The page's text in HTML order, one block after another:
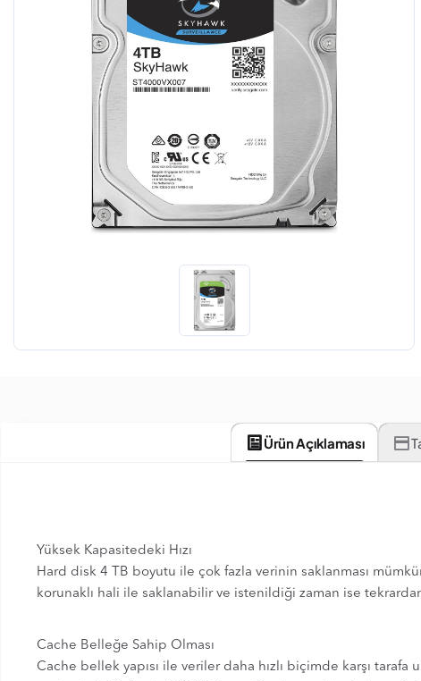
Ürün Açıklaması
Yüksek Kapasitedeki Hızı
Hard disk 4 TB boyutu ile çok fazla verinin saklanması
korunaklı hali ile saklanabilir ve istenildiği zaman ise
Cache Belleğe Sahip Olması
Cache bellek yapısı ile veriler daha hızlı biçimde karşı